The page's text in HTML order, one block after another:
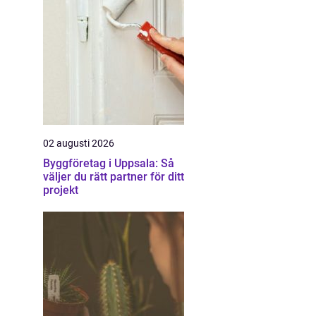
02 augusti 2026
Byggföretag i Uppsala: Så
väljer du rätt partner för ditt
projekt